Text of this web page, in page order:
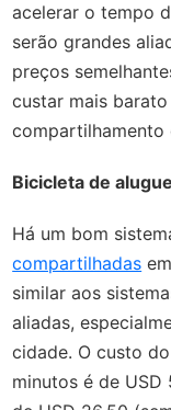
acelerar o tempo
serão grandes
preços
custar mais
compartilhamento
Bicicleta de
Há um bom
compartilhadas
similar aos
aliadas,
cidade. O custo
minutos é de